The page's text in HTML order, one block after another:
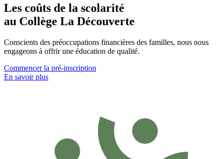
Les coûts de la scolarité
au Collège La Découverte
Conscients des préoccupations financières des familles, nous nous
engageons à offrir une éducation de qualité.
Commencer la pré-inscription
En savoir plus